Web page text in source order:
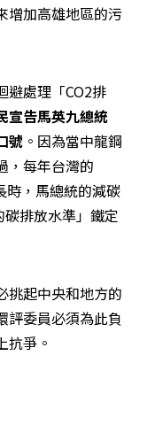
增加高雄地區的污
避處理「CO2排
宣告馬英九總統
號 。因為當中龍鋼
每年台灣的
時，馬總統的減碳
排放水準」鐵定
挑起中央和地方的
評委員必須為此負
抗爭。